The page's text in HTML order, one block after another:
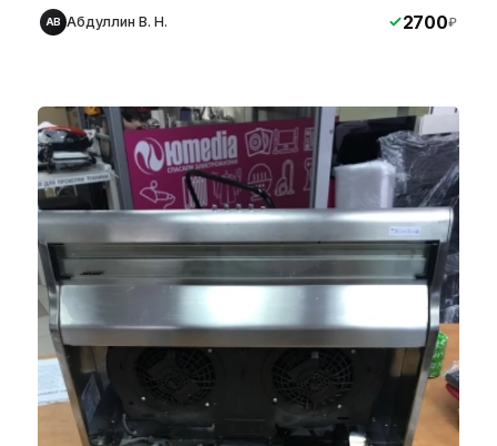
АВ Абдуллин В. Н. 2700₽